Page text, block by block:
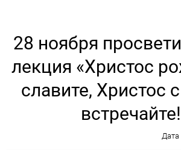
28 ноября
лекция «Христос
славите, Христос
Дата